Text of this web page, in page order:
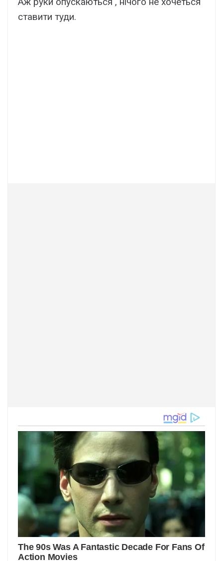
ставити туди.